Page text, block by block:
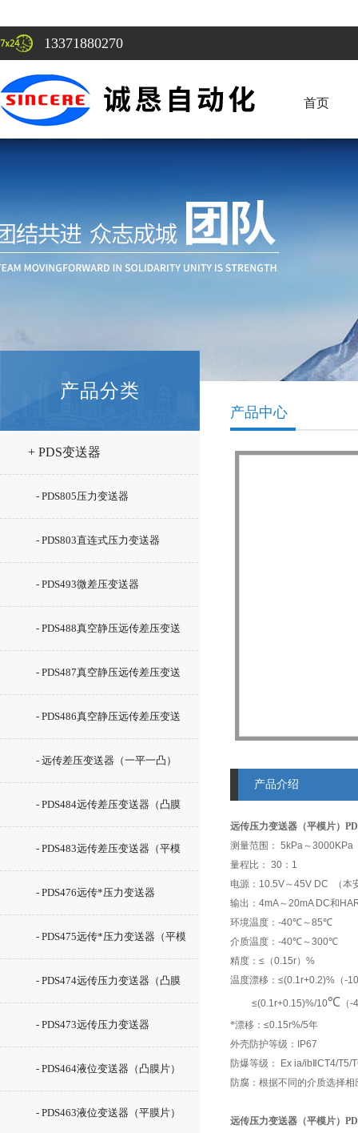
13371880270
首页
产品分类
+ PDS变送器
- PDS805压力变送器
- PDS803直连式压力变送器
- PDS493微差压变送器
- PDS488真空静压远传差压变送
器（一平一凸）
- PDS487真空静压远传差压变送
器（凸膜片）
- PDS486真空静压远传差压变送
器（平模片型）
- 远传差压变送器（一平一凸）
- PDS484远传差压变送器（凸膜
片）
- PDS483远传差压变送器（平模
片）
- PDS476远传*压力变送器
- PDS475远传*压力变送器（平模
片）
- PDS474远传压力变送器（凸膜
片）
- PDS473远传压力变送器
- PDS464液位变送器（凸膜片）
- PDS463液位变送器（平膜片）
产品中心
产品介绍
远传压力变送器（平模片）
测量范围： 5kPa～3000KPa
量程比： 30 ： 1
电源： 10.5V～45V DC
（
输出： 4mA～20mA DC和
环境温度： -40℃～85℃
介质温度： -40℃～300℃
精度： ≤ （0.15r） %
温度漂移： ≤(0.1r+0.2)% （-10
≤(0.1r+0.15)%/10℃ （-
*漂移： ≤0.15r%/5年
外壳防护等级：
IP67
防爆等级：
Ex ia/ib CT4/T5/
防腐：根据不同的介质选择
远传压力变送器（平模片）